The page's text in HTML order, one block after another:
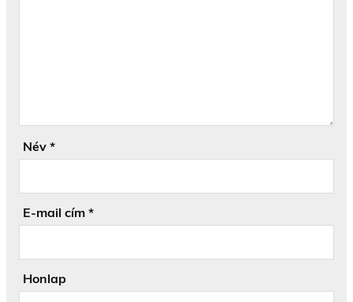
Név *
E-mail cím *
Honlap